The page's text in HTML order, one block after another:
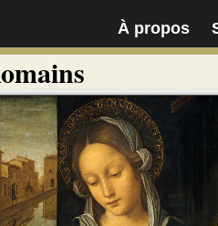
À propos